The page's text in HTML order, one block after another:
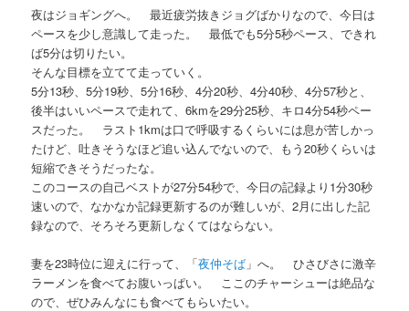
夜はジョギングへ。 最近疲労抜きジョグばかりなので、今日は
ペースを少し意識して走った。 最低でも5分5秒ペース、できれ
ば5分は切りたい。
そんな目標を立てて走っていく。
5分13秒、5分19秒、5分16秒、4分20秒、4分40秒、4分57秒と、
後半はいいペースで走れて、6kmを29分25秒、キロ4分54秒ペー
スだった。 ラスト1kmは口で呼吸するくらいには息が苦しかっ
たけど、吐きそうなほど追い込んでないので、もう20秒くらいは
短縮できそうだったな。
このコースの自己ベストが27分54秒で、今日の記録より1分30秒
速いので、なかなか記録更新するのが難しいが、2月に出した記
録なので、そろそろ更新しなくてはならない。
妻を23時位に迎えに行って、「夜仲そば 」へ。 ひさびさに激辛
ラーメンを食べてお腹いっぱい。 ここのチャーシューは絶品な
ので、ぜひみんなにも食べてもらいたい。